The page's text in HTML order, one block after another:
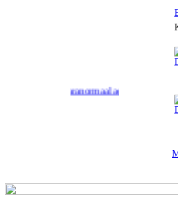
paranormaal advies en